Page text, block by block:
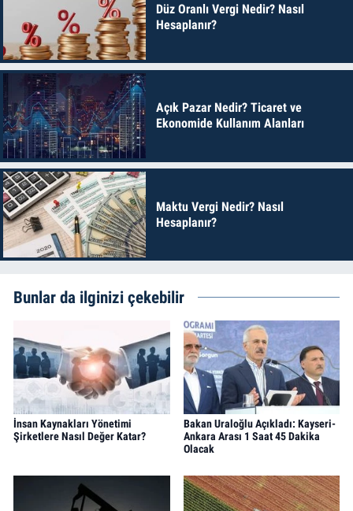
Düz Oranlı Vergi Nedir? Nasıl
Hesaplanır?
Açık Pazar Nedir? Ticaret ve
Ekonomide Kullanım Alanları
Maktu Vergi Nedir? Nasıl
Hesaplanır?
Bunlar da ilginizi çekebilir
İnsan Kaynakları Yönetimi
Şirketlere Nasıl Değer Katar?
Bakan Uraloğlu Açıkladı: Kayseri-
Ankara Arası 1 Saat 45 Dakika
Olacak